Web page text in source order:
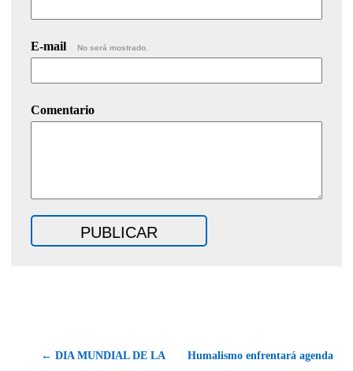
E-mail No será mostrado.
Comentario
← DIA MUNDIAL DE LA Humalismo enfrentará agenda